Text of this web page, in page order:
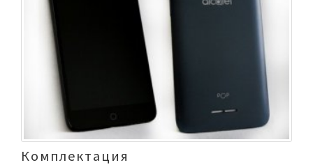
Комплектация